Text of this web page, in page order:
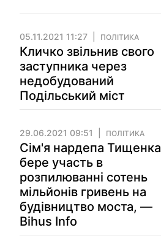
05.11.2021 11:27 ПОЛІТИКА
Кличко звільнив свого
заступника через
недобудований
Подільський міст
29.06.2021 09:51 ПОЛІТИКА
Сім'я нардепа Тищенка
бере участь в
розпилюванні сотень
мільйонів гривень на
будівництво моста, —
Bihus Info